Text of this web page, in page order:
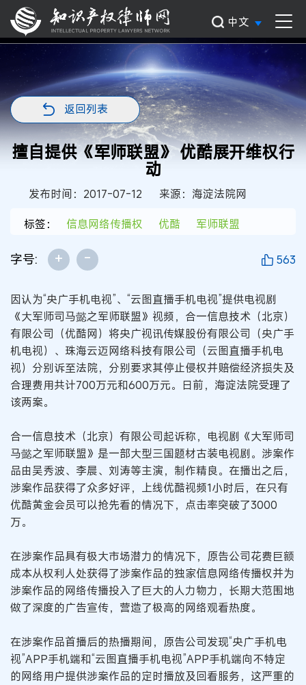
中文
返回列表
擅自提供《军师联盟》 优酷展开维权行
动
发布时间：2017-07-12
来源：海淀法院网
标签：
信息网络传播权 优酷 军师联盟
字号: + - 563
因认为“央广手机电视”、“云图直播手机电视”提供电视剧
《大军师司马懿之军师联盟》视频，合一信息技术（北京）
有限公司（优酷网）将央广视讯传媒股份有限公司（央广手
机电视）、珠海云迈网络科技有限公司（云图直播手机电
视）分别诉至法院，分别要求其停止侵权并赔偿经济损失及
合理费用共计700万元和600万元。日前，海淀法院受理了
该两案。
合一信息技术（北京）有限公司起诉称，电视剧《大军师司
马懿之军师联盟》是一部大型三国题材古装电视剧。涉案作
品由吴秀波、李晨、刘涛等主演，制作精良。在播出之后，
涉案作品获得了众多好评，上线优酷视频1小时后，在只有
优酷黄金会员可以抢先看的情况下，点击率突破了3000
万。
在涉案作品具有极大市场潜力的情况下，原告公司花费巨额
成本从权利人处获得了涉案作品的独家信息网络传播权并为
涉案作品的网络传播投入了巨大的人力物力，长期大范围地
做了深度的广告宣传，营造了极高的网络观看热度。
在涉案作品首播后的热播期间，原告公司发现“央广手机电
视”APP手机端和“云图直播手机电视”APP手机端向不特定
的网络用户提供涉案作品的定时播放及回看服务，这严重的